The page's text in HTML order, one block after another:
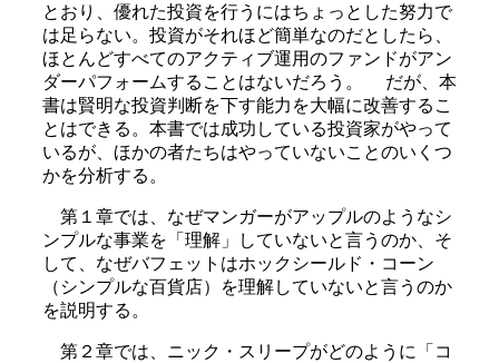
とおり、優れた投資を行うにはちょっとした努力で
は足らない。投資がそれほど簡単なのだとしたら、
ほとんどすべてのアクティブ運用のファンドがアン
ダーパフォームすることはないだろう。 だが、本
書は賢明な投資判断を下す能力を大幅に改善するこ
とはできる。本書では成功している投資家がやって
いるが、ほかの者たちはやっていないことのいくつ
かを分析する。
第１章では、なぜマンガーがアップルのようなシ
ンプルな事業を「理解」していないと言うのか、そ
して、なぜバフェットはホックシールド・コーン
（シンプルな百貨店）を理解していないと言うのか
を説明する。
第２章では、ニック・スリープがどのように「コ